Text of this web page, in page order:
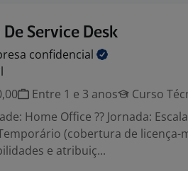
Service Desk
confidencial
Entre 1 e 3 anos Curso
Home Office ?? Jornada:
(cobertura de licença-
e atribuiç...